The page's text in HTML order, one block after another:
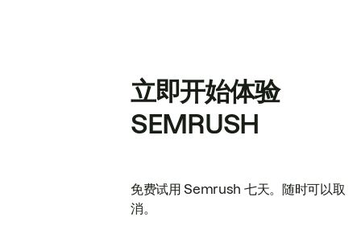
立即开始体验
SEMRUSH
免费试用 Semrush 七天。随时可以取
消。